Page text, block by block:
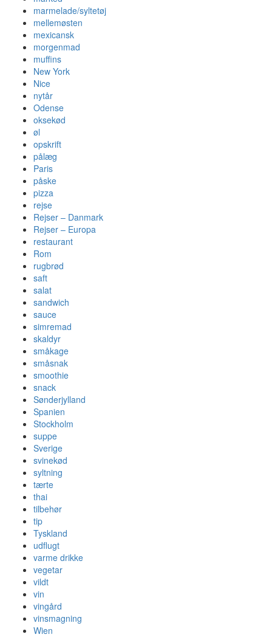
marmelade/syltetøj
mellemøsten
mexicansk
morgenmad
muffins
New York
Nice
nytår
Odense
oksekød
øl
opskrift
pålæg
Paris
påske
pizza
rejse
Rejser – Danmark
Rejser – Europa
restaurant
Rom
rugbrød
saft
salat
sandwich
sauce
simremad
skaldyr
småkage
småsnak
smoothie
snack
Sønderjylland
Spanien
Stockholm
suppe
Sverige
svinekød
syltning
tærte
thai
tilbehør
tip
Tyskland
udflugt
varme drikke
vegetar
vildt
vin
vingård
vinsmagning
Wien